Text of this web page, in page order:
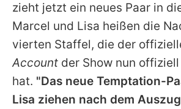
App runterladen
Team
Redaktionelle
Impressum
zieht jetzt ein neues Paar in
Marcel und Lisa heißen die
vierten Staffel, die der
Account der Show nun
hat. "Das neue Temptation-
Lisa ziehen nach dem